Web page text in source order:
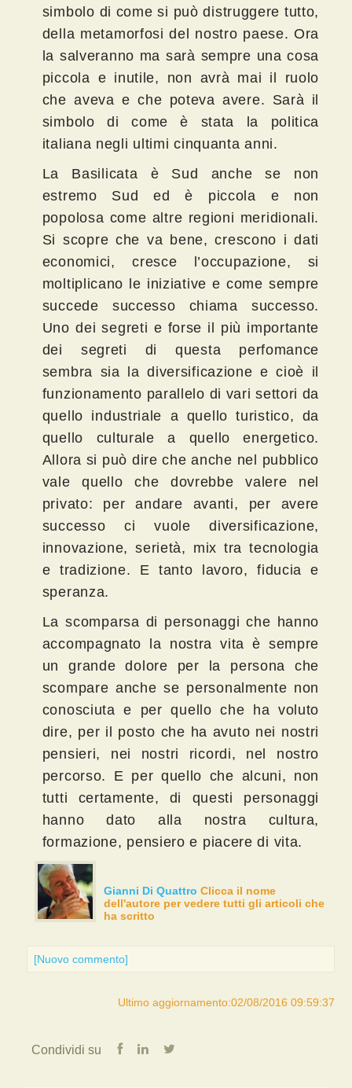
simbolo di come si può distruggere tutto,
della metamorfosi del nostro paese. Ora
la salveranno ma sarà sempre una cosa
piccola e inutile, non avrà mai il ruolo
che aveva e che poteva avere. Sarà il
simbolo di come è stata la politica
italiana negli ultimi cinquanta anni.
La Basilicata è Sud anche se non
estremo Sud ed è piccola e non
popolosa come altre regioni meridionali.
Si scopre che va bene, crescono i dati
economici, cresce l’occupazione, si
moltiplicano le iniziative e come sempre
succede successo chiama successo.
Uno dei segreti e forse il più importante
dei segreti di questa perfomance
sembra sia la diversificazione e cioè il
funzionamento parallelo di vari settori da
quello industriale a quello turistico, da
quello culturale a quello energetico.
Allora si può dire che anche nel pubblico
vale quello che dovrebbe valere nel
privato: per andare avanti, per avere
successo ci vuole diversificazione,
innovazione, serietà, mix tra tecnologia
e tradizione. E tanto lavoro, fiducia e
speranza.
La scomparsa di personaggi che hanno
accompagnato la nostra vita è sempre
un grande dolore per la persona che
scompare anche se personalmente non
conosciuta e per quello che ha voluto
dire, per il posto che ha avuto nei nostri
pensieri, nei nostri ricordi, nel nostro
percorso. E per quello che alcuni, non
tutti certamente, di questi personaggi
hanno dato alla nostra cultura,
formazione, pensiero e piacere di vita.
Gianni Di Quattro Clicca il nome
dell'autore per vedere tutti gli articoli che
ha scritto
[Nuovo commento]
Ultimo aggiornamento:02/08/2016 09:59:37
Condividi su